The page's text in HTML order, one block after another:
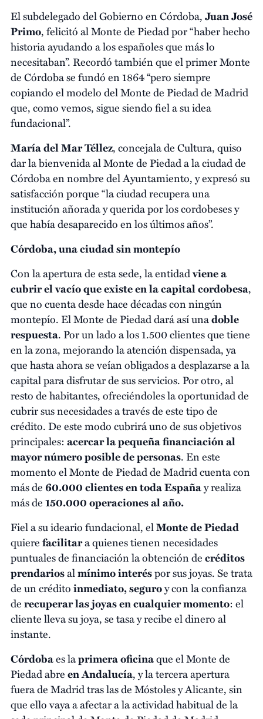
El subdelegado del Gobierno en Córdoba,Juan José
Primo, felicitó al Monte de Piedad por “haber hecho
historia ayudando a los españoles que más lo
necesitaban”. Recordó también que el primer Monte
de Córdoba se fundó en 1864 “pero siempre
copiando el modelo del Monte de Piedad de Madrid
que, como vemos, sigue siendo fiel a su idea
fundacional”.
María del Mar Téllez, concejala de Cultura, quiso
dar la bienvenida al Monte de Piedad a la ciudad de
Córdoba en nombre del Ayuntamiento, y expresó su
satisfacción porque “la ciudad recupera una
institución añorada y querida por los cordobeses y
que había desaparecido en los últimos años”.
Córdoba, una ciudad sin montepío
Con la apertura de esta sede, la entidadviene a
cubrir el vacío que existe en la capital cordobesa,
que no cuenta desde hace décadas con ningún
montepío. El Monte de Piedad dará así unadoble
respuesta. Por un lado a los 1.500 clientes que tiene
en la zona, mejorando la atención dispensada, ya
que hasta ahora se veían obligados a desplazarse a la
capital para disfrutar de sus servicios. Por otro, al
resto de habitantes, ofreciéndoles la oportunidad de
cubrir sus necesidades a través de este tipo de
crédito. De este modo cubrirá uno de sus objetivos
principales: acercar la pequeña financiación al
mayor número posible de personas. En este
momento el Monte de Piedad de Madrid cuenta con
más de 60.000 clientes en toda España­ y realiza
más de150.000 operaciones al año.
Fiel a su ideario fundacional, elMonte de Piedad
quierefacilitara quienes tienen necesidades
puntuales de financiación la obtención decréditos
prendariosalmínimo interéspor sus joyas. Se trata
de un créditoinmediato, seguroy con la confianza
derecuperar las joyas en cualquier momento: el
cliente lleva su joya, se tasa y recibe el dinero al
instante.
Córdobaes laprimera oficinaque el Monte de
Piedad abreen Andalucía, y la tercera apertura
fuera de Madrid tras las de Móstoles y Alicante, sin
que ello vaya a afectar a la actividad habitual de la